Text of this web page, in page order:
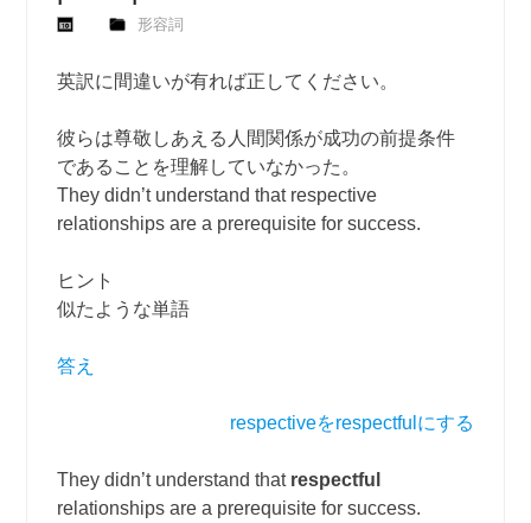
形容詞
英訳に間違いが有れば正してください。
彼らは尊敬しあえる人間関係が成功の前提条件
であることを理解していなかった。
They didn’t understand that respective
relationships are a prerequisite for success.
ヒント
似たような単語
答え
respectiveをrespectfulにする
They didn’t understand that respectful
relationships are a prerequisite for success.